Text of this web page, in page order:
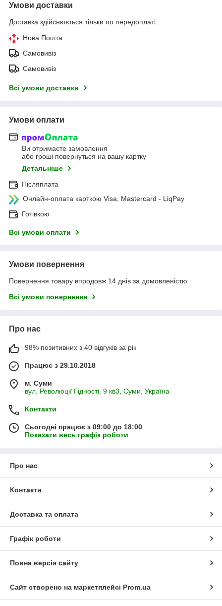
Умови доставки
Доставка здійснюється тільки по передоплаті.
Нова Пошта
Самовивіз
Самовивіз
Всі умови доставки
Умови оплати
Ви отримаєте замовлення
або гроші повернуться на вашу картку
Детальніше
Післяплата
Онлайн-оплата карткою Visa, Mastercard - LiqPay
Готівкою
Всі умови оплати
Умови повернення
Повернення товару впродовж 14 днів за домовленістю
Всі умови повернення
Про нас
98% позитивних з 40 відгуків за рік
Працює з 29.10.2018
м. Суми
вул. Революції Гідності, 9 кв3, Суми, Україна
Контакти
Сьогодні працює з 09:00 до 18:00
Показати весь графік роботи
Про нас
Контакти
Доставка та оплата
Графік роботи
Повна версія сайту
Сайт створено на маркетплейсі Prom.ua